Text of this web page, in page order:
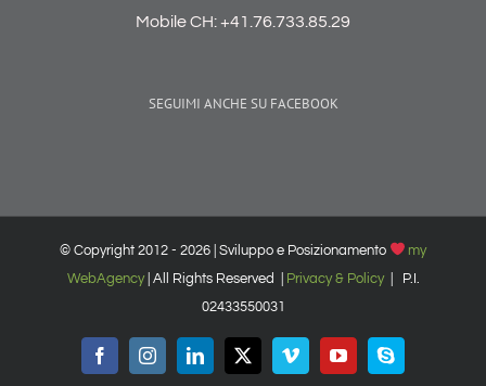
Mobile CH: +41.76.733.85.29
SEGUIMI ANCHE SU FACEBOOK
© Copyright 2012 - 2026 | Sviluppo e Posizionamento
my
WebAgency| All Rights Reserved | Privacy & Policy| P.I.
02433550031
FacebookInstagramLinkedIn
X VimeoYouTubeSkype